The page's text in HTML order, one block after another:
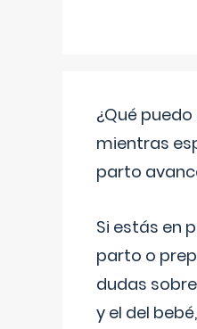
¿Qué
mientras
parto
Si estás en
parto o
dudas
y el del